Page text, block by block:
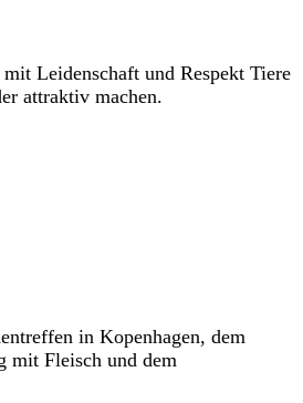
Leidenschaft und Respekt Tiere
attraktiv machen.
in Kopenhagen, dem
mit Fleisch und dem